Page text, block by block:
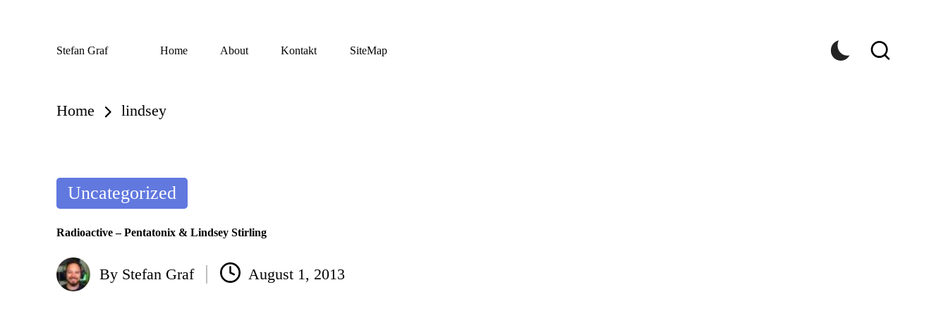
Stefan Graf Home About Kontakt SiteMap
Home lindsey
Posted
in
Uncategorized
Radioactive – Pentatonix & Lindsey Stirling
Posted
By Stefan Graf August 1, 2013